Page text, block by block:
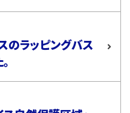
のラッピングバス